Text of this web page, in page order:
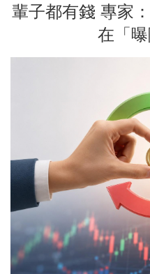
輩子都有錢 專家
在「曝